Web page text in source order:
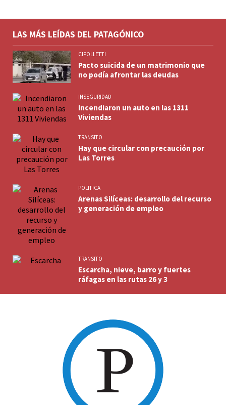
LAS MÁS LEÍDAS DEL PATAGÓNICO
CIPOLLETTI
Pacto suicida de un matrimonio que
no podía afrontar las deudas
INSEGURIDAD
Incendiaron un auto en las 1311
Viviendas
TRANSITO
Hay que circular con precaución por
Las Torres
POLITICA
Arenas Silíceas: desarrollo del recurso
y generación de empleo
TRANSITO
Escarcha, nieve, barro y fuertes
ráfagas en las rutas 26 y 3